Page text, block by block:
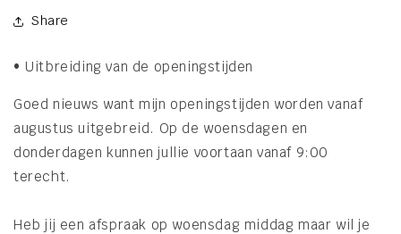
Share
• Uitbreiding van de openingstijden
Goed nieuws want mijn openingstijden worden vanaf
augustus uitgebreid. Op de woensdagen en
donderdagen kunnen jullie voortaan vanaf 9:00
terecht.
Heb jij een afspraak op woensdag middag maar wil je